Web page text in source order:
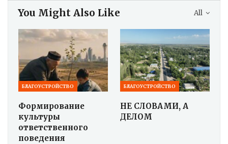
All
You Might Also Like
БЛАГОУСТРОЙСТВО
Формирование
культуры
ответственного
поведения
БЛАГОУСТРОЙСТВО
НЕ СЛОВАМИ, А
ДЕЛОМ